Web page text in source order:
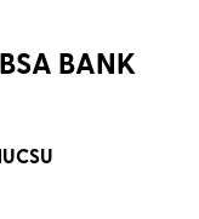
BANK